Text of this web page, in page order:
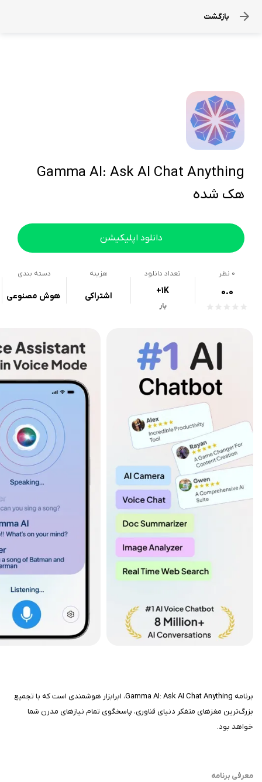
بازگشت
Gamma AI: Ask AI Chat Anything
هک شده
دانلود اپلیکیشن
0 نظر
0.0
تعداد دانلود
+1K
بار
هزینه
اشتراکی
دسته بندی
هوش مصنوعی
برنامه Gamma AI: Ask AI Chat Anything، ابرابزار هوشمندی است که با تجمیع
بزرگ‌ترین مغزهای متفکر دنیای فناوری، پاسخگوی تمام نیازهای مدرن شما
خواهد بود.
معرفی برنامه